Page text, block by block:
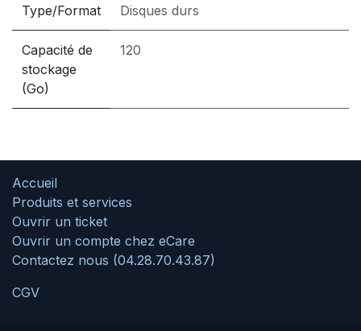
Type/Format Disques durs
Capacité de
stockage
(Go)
120
Accueil
Produits et services
Ouvrir un ticket
Ouvrir un compte chez eCare
Contactez nous (04.28.70.43.87)
CGV